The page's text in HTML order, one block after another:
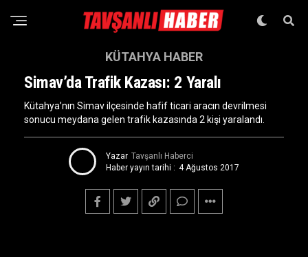
KÜTAHYA HABER
Simav’da Trafik Kazası: 2 Yaralı
Kütahya’nın Simav ilçesinde hafif ticari aracın devrilmesi
sonucu meydana gelen trafik kazasında 2 kişi yaralandı.
Yazar Tavşanlı Haberci
Haber yayın tarihi : 4 Ağustos 2017